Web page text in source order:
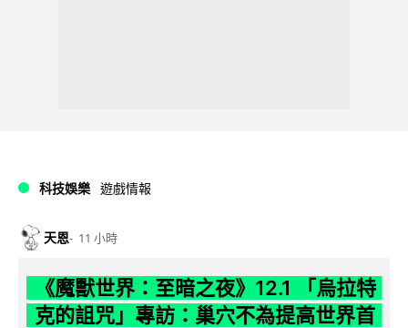
科技娛樂 遊戲情報
天恩 11 小時
《魔獸世界：至暗之夜》12.1 「烏拉特
克的詛咒」專訪：巢穴不為提高世界首